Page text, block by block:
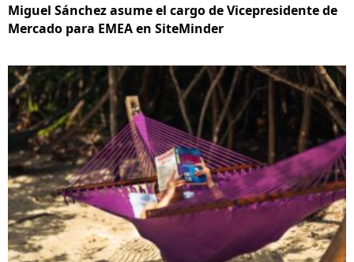
Miguel Sánchez asume el cargo de Vicepresidente de
Mercado para EMEA en SiteMinder